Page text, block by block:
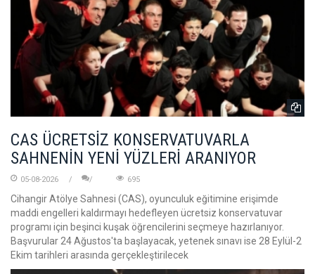
CAS ÜCRETSİZ KONSERVATUVARLA
SAHNENİN YENİ YÜZLERİ ARANIYOR
05-08-2026 695
Cihangir Atölye Sahnesi (CAS), oyunculuk eğitimine erişimde
maddi engelleri kaldırmayı hedefleyen ücretsiz konservatuvar
programı için beşinci kuşak öğrencilerini seçmeye hazırlanıyor.
Başvurular 24 Ağustos'ta başlayacak, yetenek sınavı ise 28 Eylül-2
Ekim tarihleri arasında gerçekleştirilecek